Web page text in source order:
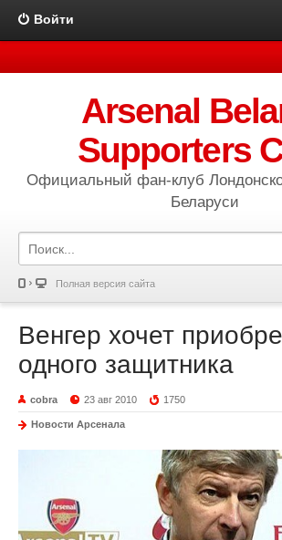
Войти
Arsenal
Supporters
Официальный фан-клуб
Беларуси
Полная версия сайта
Венгер хочет
одного защитника
cobra 23 авг 2010 1750
Новости Арсенала